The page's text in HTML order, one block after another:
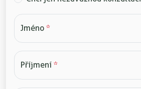
Jméno *
Příjmení *